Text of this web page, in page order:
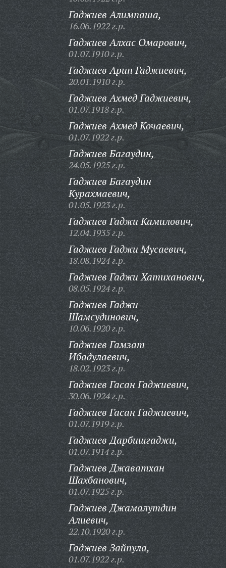
Гаджиев Алимпаша,
16.06.1922 г.р.
Гаджиев Алхас Омарович,
01.07.1910 г.р.
Гаджиев Арип Гаджиевич,
20.01.1910 г.р.
Гаджиев Ахмед Гаджиевич,
01.07.1918 г.р.
Гаджиев Ахмед Кочаевич,
01.07.1922 г.р.
Гаджиев Багаудин,
24.05.1925 г.р.
Гаджиев Багаудин
Курахмаевич,
01.05.1923 г.р.
Гаджиев Гаджи Камилович,
12.04.1935 г.р.
Гаджиев Гаджи Мусаевич,
18.08.1924 г.р.
Гаджиев Гаджи Хатиханович,
08.05.1924 г.р.
Гаджиев Гаджи
Шамсудинович,
10.06.1920 г.р.
Гаджиев Гамзат
Ибадулаевич,
18.02.1923 г.р.
Гаджиев Гасан Гаджиевич,
30.06.1924 г.р.
Гаджиев Гасан Гаджиевич,
01.07.1919 г.р.
Гаджиев Дарбишгаджи,
01.07.1914 г.р.
Гаджиев Джаватхан
Шахбанович,
01.07.1925 г.р.
Гаджиев Джамалутдин
Алиевич,
22.10.1920 г.р.
Гаджиев Зайпула,
01.07.1922 г.р.